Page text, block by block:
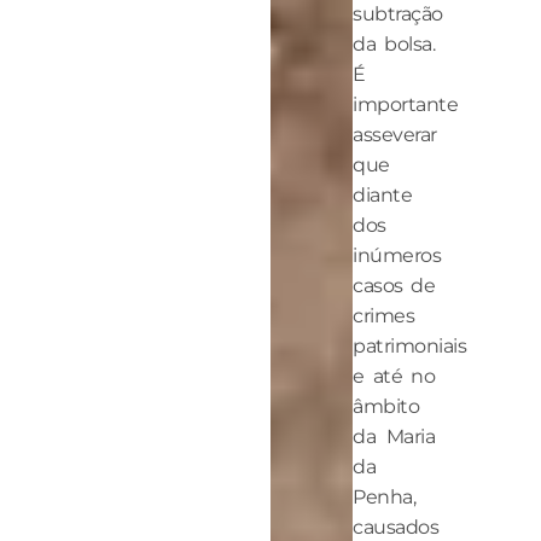
subtração
da bolsa.
É
importante
asseverar
que
diante
dos
inúmeros
casos de
crimes
patrimoniais
e até no
âmbito
da Maria
da
Penha,
causados